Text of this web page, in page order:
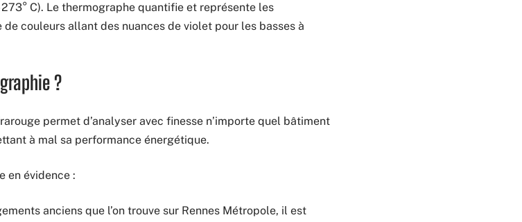
C). Le thermographe quantifie et représente les
couleurs allant des nuances de violet pour les basses à
?
permet d’analyser avec finesse n’importe quel bâtiment
à mal sa performance énergétique.
en évidence :
anciens que l’on trouve sur Rennes Métropole, il est